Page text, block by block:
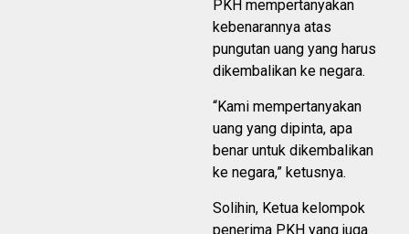
PKH mempertanyakan
kebenarannya atas
pungutan uang yang harus
dikembalikan ke negara.
“Kami mempertanyakan
uang yang dipinta, apa
benar untuk dikembalikan
ke negara,” ketusnya.
Solihin, Ketua kelompok
penerima PKH yang juga